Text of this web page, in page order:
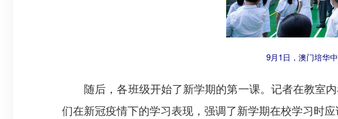
9月1日，澳门培华
随后，各班级开始了新学期的第一课。记者在教室内
们在新冠疫情下的学习表现，强调了新学期在校学习时